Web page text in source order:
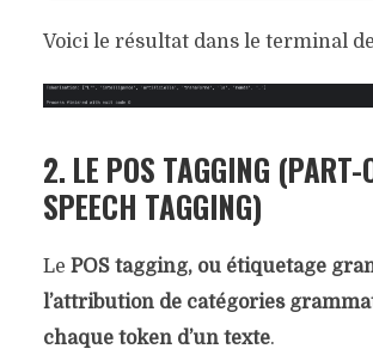
Voici le résultat dans le terminal
2. LE POS TAGGING (PART-
SPEECH TAGGING)
Le POS tagging, ou étiquetage
l’attribution de catégories
chaque token d’un texte.